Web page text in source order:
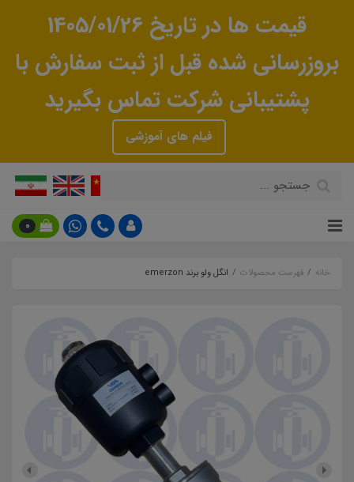
قیمت ها در تاریخ 1405/01/26
بروزرسانی شده قبل از ثبت سفارش با
پشتیبانی شرکت تماس بگیرید
فیلم های آموزشی
0
خانه فهرست محصولات انگل ولو برند emerzon